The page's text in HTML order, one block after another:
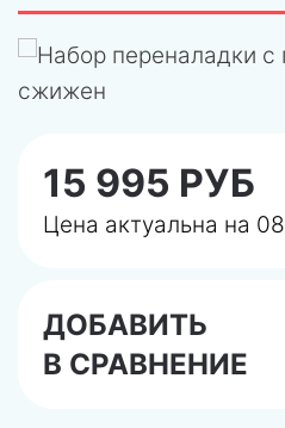
15 995 РУБ
Цена актуальна на
ДОБАВИТЬ
В СРАВНЕНИЕ